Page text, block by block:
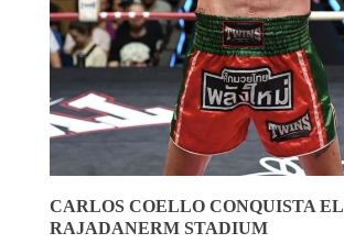
CARLOS COELLO CONQUISTA EL
RAJADANERM STADIUM